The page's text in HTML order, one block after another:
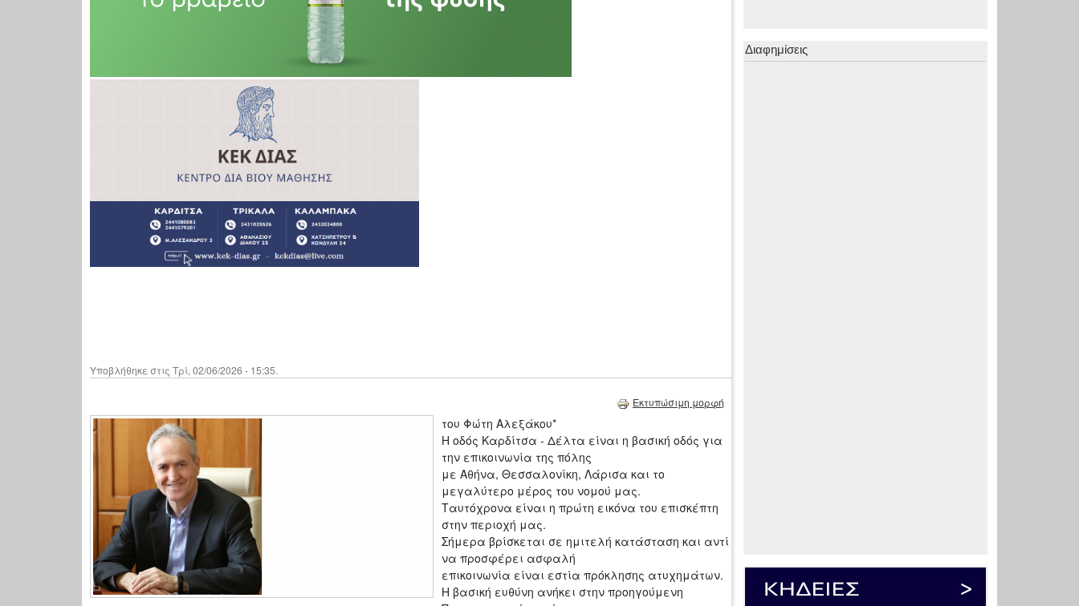
Υποβλήθηκε στις Τρί, 02/06/2026 - 15:35.
Εκτυπώσιμη μορφή
του Φώτη Αλεξάκου*
Η οδός Καρδίτσα - Δέλτα είναι η βασική οδός για
την επικοινωνία της πόλης
με Αθήνα, Θεσσαλονίκη, Λάρισα και το
μεγαλύτερο μέρος του νομού μας.
Ταυτόχρονα είναι η πρώτη εικόνα του επισκέπτη
στην περιοχή μας.
Σήμερα βρίσκεται σε ημιτελή κατάσταση και αντί
να προσφέρει ασφαλή
επικοινωνία είναι εστία πρόκλησης ατυχημάτων.
Η βασική ευθύνη ανήκει στην προηγούμενη
Διαφημίσεις